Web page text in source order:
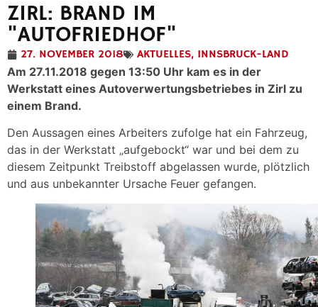
ZIRL: BRAND IM
"AUTOFRIEDHOF"
27. NOVEMBER 2018 AKTUELLES, INNSBRUCK-LAND
Am 27.11.2018 gegen 13:50 Uhr kam es in der
Werkstatt eines Autoverwertungsbetriebes in Zirl zu
einem Brand.
Den Aussagen eines Arbeiters zufolge hat ein Fahrzeug,
das in der Werkstatt „aufgebockt“ war und bei dem zu
diesem Zeitpunkt Treibstoff abgelassen wurde, plötzlich
und aus unbekannter Ursache Feuer gefangen.